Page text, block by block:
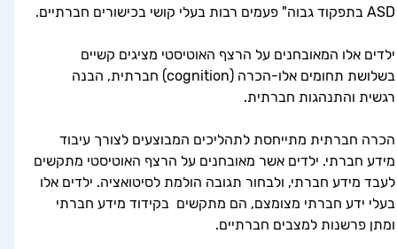
ASD בתפקוד גבוה" פעמים רבות בעלי קושי בכישורים חברתיים.
ילדים אלו המאובחנים על הרצף האוטיסטי מציגים קשיים
בשלושת תחומים אלו-הכרה (cognition) חברתית, הבנה
רגשית והתנהגות חברתית.
הכרה חברתית מתייחסת לתהליכים המבוצעים לצורך עיבוד
מידע חברתי. ילדים אשר מאובחנים על הרצף האוטיסטי מתקשים
לעבד מידע חברתי, ולבחור תגובה הולמת לסיטואציה. ילדים אלו
בעלי ידע חברתי מצומצם, הם מתקשים  בקידוד מידע חברתי
ומתן פרשנות למצבים חברתיים.